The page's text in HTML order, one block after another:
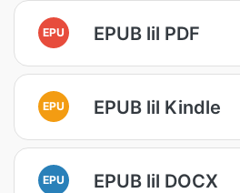
EPU EPUB lil PDF
EPU EPUB lil Kindle
EPU EPUB lil DOCX